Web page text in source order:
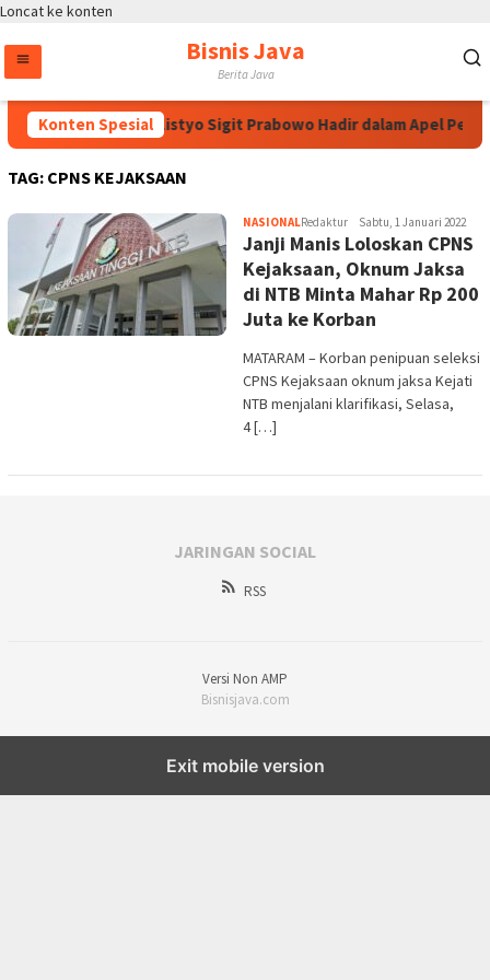
Loncat ke konten
Bisnis Java
Berita Java
Konten Spesial
Kapolri Jenderal Listyo Sigit Prabowo Hadir dalam Apel
TAG: CPNS KEJAKSAAN
NASIONALRedaktur Sabtu, 1 Januari 2022
Janji Manis Loloskan CPNS
Kejaksaan, Oknum Jaksa
di NTB Minta Mahar Rp 200
Juta ke Korban
MATARAM – Korban penipuan seleksi
CPNS Kejaksaan oknum jaksa Kejati
NTB menjalani klarifikasi, Selasa,
4 […]
JARINGAN SOCIAL
RSS
Versi Non AMP
Bisnisjava.com
Exit mobile version